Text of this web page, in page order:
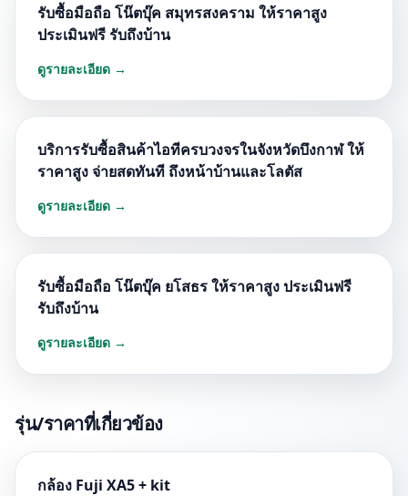
รับซื้อมือถือ โน๊ตบุ๊ค สมุทรสงคราม ให้ราคาสูง
ประเมินฟรี รับถึงบ้าน
ดูรายละเอียด →
บริการรับซื้อสินค้าไอทีครบวงจรในจังหวัดบึงกาฬ ให้
ราคาสูง จ่ายสดทันที ถึงหน้าบ้านและโลตัส
ดูรายละเอียด →
รับซื้อมือถือ โน๊ตบุ๊ค ยโสธร ให้ราคาสูง ประเมินฟรี
รับถึงบ้าน
ดูรายละเอียด →
รุ่น/ราคาที่เกี่ยวข้อง
กล้อง Fuji XA5 + kit